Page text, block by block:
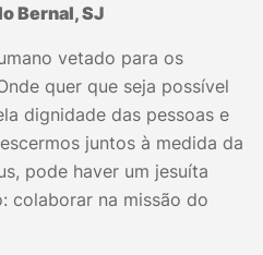
Bernal, SJ
vetado para os
quer que seja possível
dignidade das pessoas e
juntos à medida da
pode haver um jesuíta
colaborar na missão do